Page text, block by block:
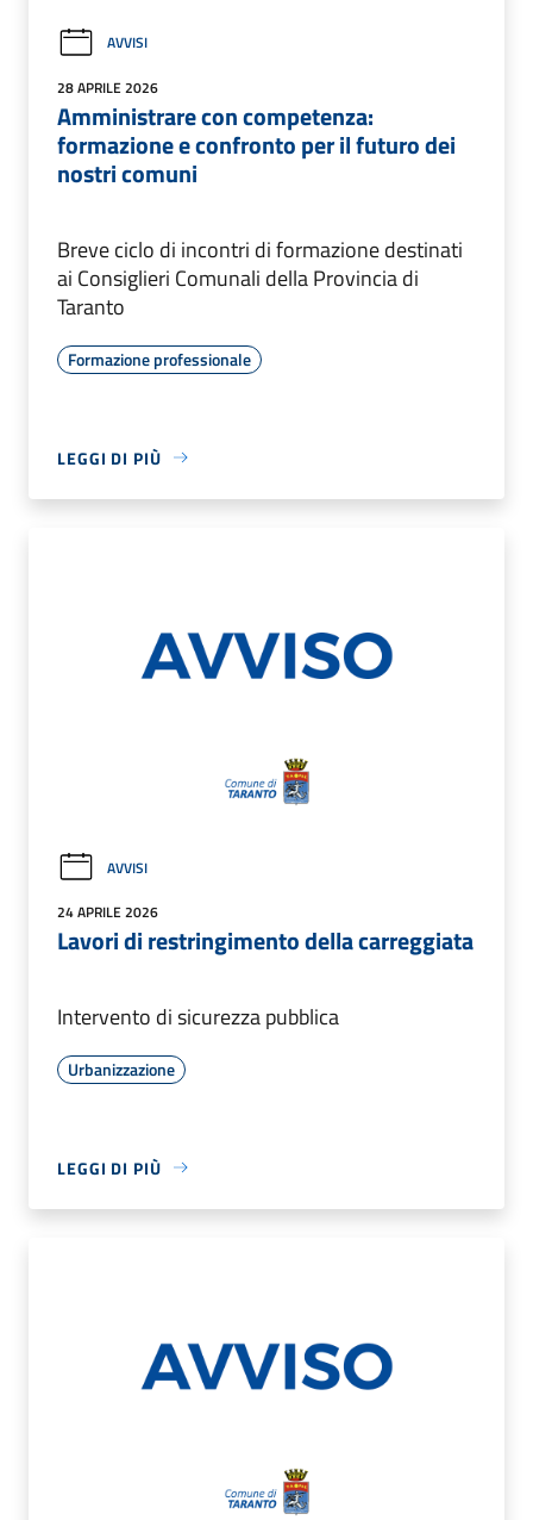
AVVISI
28 APRILE 2026
Amministrare con competenza:
formazione e confronto per il futuro dei
nostri comuni
Breve ciclo di incontri di formazione destinati
ai Consiglieri Comunali della Provincia di
Taranto
Formazione professionale
LEGGI DI PIÙ
AVVISI
24 APRILE 2026
Lavori di restringimento della carreggiata
Intervento di sicurezza pubblica
Urbanizzazione
LEGGI DI PIÙ